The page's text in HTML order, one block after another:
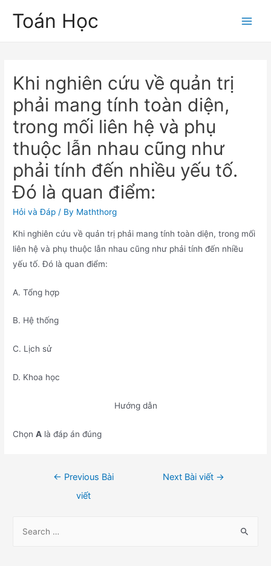
Toán Học
Khi nghiên cứu về quản trị
phải mang tính toàn diện,
trong mối liên hệ và phụ
thuộc lẫn nhau cũng như
phải tính đến nhiều yếu tố.
Đó là quan điểm:
Hỏi và Đáp / By Maththorg
Khi nghiên cứu về quản trị phải mang tính toàn diện, trong mối
liên hệ và phụ thuộc lẫn nhau cũng như phải tính đến nhiều
yếu tố. Đó là quan điểm:
A. Tổng hợp
B. Hệ thống
C. Lịch sử
D. Khoa học
Hướng dẫn
ChọnA là đáp án đúng
← Previous Bài
viết
Next Bài viết →